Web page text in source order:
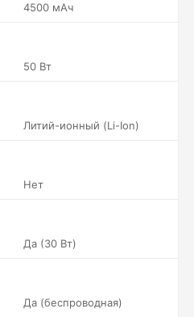
4500 мАч
50 Вт
Литий-ионный (Li-Ion)
Нет
Да (30 Вт)
Да (беспроводная)